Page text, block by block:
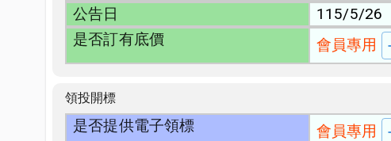
公告日
115/5/26
是否訂有底價
會員專用
領投開標
是否提供電子領標 會員專用